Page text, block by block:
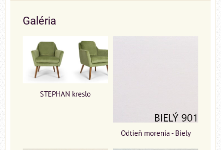
Galéria
STEPHAN kreslo
Odtieň morenia - Biely